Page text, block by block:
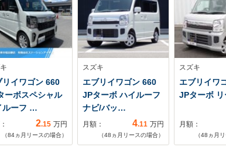
リイワゴン 660
ーボスペシャル
ルーフ …
2.15 万円
（84ヵ月リースの場合）
スズキ
エブリイワゴン 660
JPターボ ハイルーフ
ナビ/バッ…
月額： 4.11 万円
（48 ヵ月リースの場合）
スズキ
エブリイワ
JPターボ リ
月額：
（48 ヵ月